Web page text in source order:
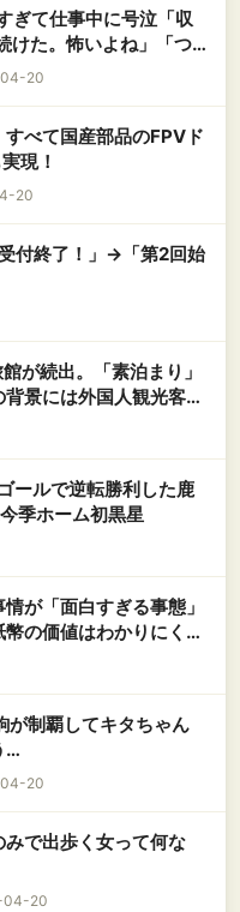
ぎて仕事中に号泣「収
けた。怖いよね」「つ
た」
04-20
べて国産部品のFPVド
現！
20
付終了！」→「第2回始
が続出。「素泊まり」
景には外国人観光客の
ールで逆転勝利した鹿
季ホーム初黒星
が「面白すぎる事態」
の価値はわかりにく
が制覇してキタちゃん
…
04-20
みで出歩く女って何な
04-20